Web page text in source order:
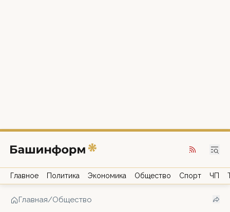
Главное Политика Экономика Общество Спорт ЧП
Главная/Общество